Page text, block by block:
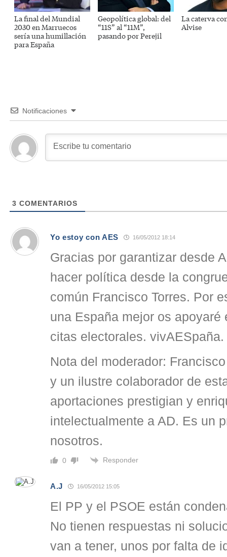
La final del Mundial
2030 en Marruecos
sería una humillación
para España
Geopolítica global: del
“11S” al “11M”,
pasando por Perejil
La caterva
Alvise
Notificaciones
3 COMENTARIOS
Yo estoy con AES 16/05/2012 18:14
Gracias por garantizar desde
hacer política desde la
común Francisco Torres. Por
una España mejor os apoyaré
citas electorales. vivAESpaña.
Nota del moderador:
y un ilustre colaborador de
aportaciones prestigian y
intelectualmente a AD. Es un
nosotros.
0 Responder
A.J 16/05/2012 15:05
El PP y el PSOE están
No tienen respuestas ni
van a tener, unos por falta de